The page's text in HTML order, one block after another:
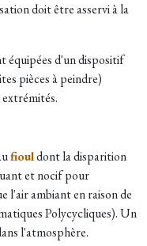
doit être asservi à la
équipées d'un dispositif
pièces à peindre)
extrémités.
fiouldont la disparition
et nocif pour
l'air ambiant en raison de
Polycycliques). Un
l'atmosphère.